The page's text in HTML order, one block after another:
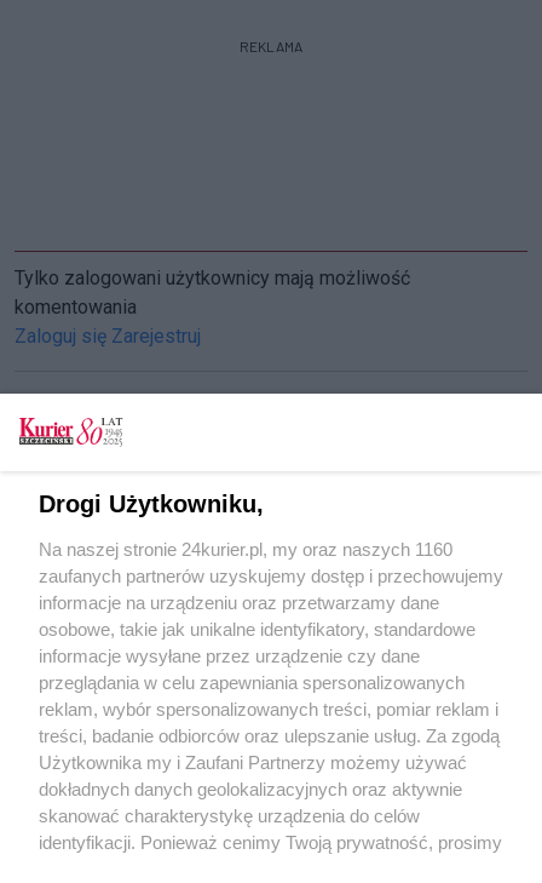
REKLAMA
Tylko zalogowani użytkownicy mają możliwość
komentowania
Zaloguj się Zarejestruj
BASTA! cyrkom ze zwierzętami
Szczecin bez futra
Futro – luksus splamiony krwią
POGODA
26℃
Zobacz prognozę na 3 dni
Drogi Użytkowniku,
Na naszej stronie 24kurier.pl, my oraz naszych 1160
zaufanych partnerów uzyskujemy dostęp i przechowujemy
informacje na urządzeniu oraz przetwarzamy dane
osobowe, takie jak unikalne identyfikatory, standardowe
informacje wysyłane przez urządzenie czy dane
przeglądania w celu zapewniania spersonalizowanych
reklam, wybór spersonalizowanych treści, pomiar reklam i
treści, badanie odbiorców oraz ulepszanie usług. Za zgodą
Użytkownika my i Zaufani Partnerzy możemy używać
dokładnych danych geolokalizacyjnych oraz aktywnie
skanować charakterystykę urządzenia do celów
identyfikacji. Ponieważ cenimy Twoją prywatność, prosimy